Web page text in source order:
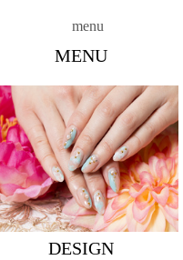
MENU
DESIGN